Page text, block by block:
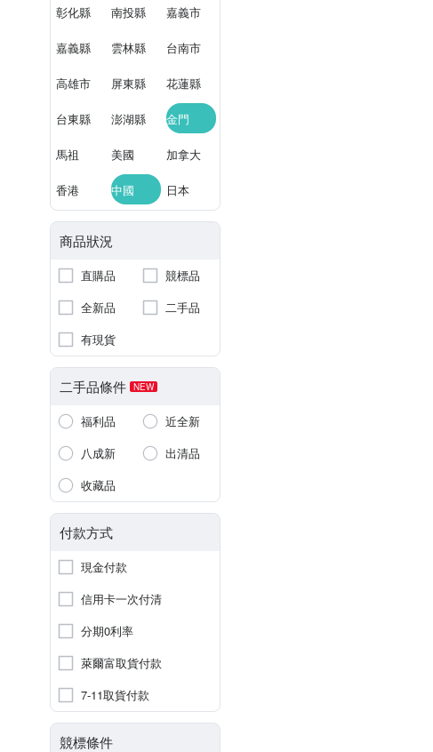
彰化縣 南投縣 嘉義市
嘉義縣 雲林縣 台南市
高雄市 屏東縣 花蓮縣
台東縣 澎湖縣 金門
馬祖 美國 加拿大
香港 中國 日本
商品狀況
直購品
競標品
全新品
二手品
有現貨
二手品條件 NEW
福利品
近全新
八成新
出清品
收藏品
付款方式
現金付款
信用卡一次付清
分期0利率
萊爾富取貨付款
7-11取貨付款
競標條件